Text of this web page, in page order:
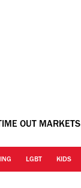
OUT MARKETS
LGBT KIDS